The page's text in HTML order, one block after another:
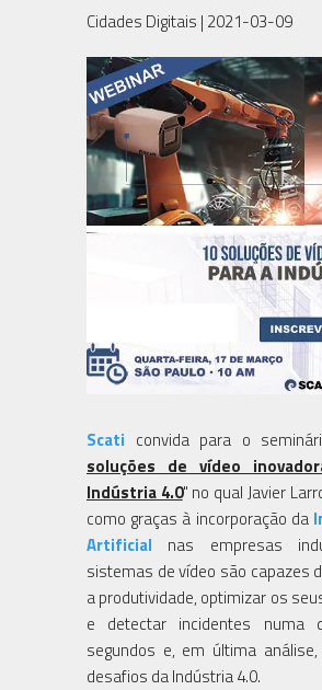
Cidades Digitais | 2021-03-09
Scati convida para o
soluções de vídeo
Indústria 4.0" no qual Javier
como graças à incorporação da
Artificial nas empresas
sistemas de vídeo são capazes
a produtividade, optimizar os
e detectar incidentes numa
segundos e, em última
desafios da Indústria 4.0.